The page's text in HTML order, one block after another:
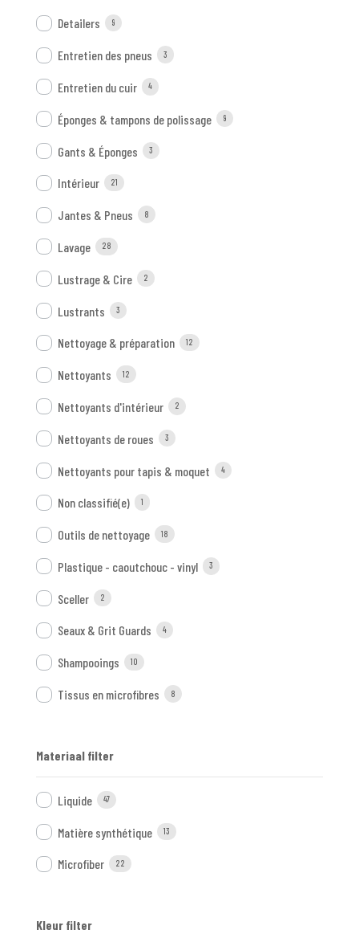
Detailers 9
Entretien des pneus 3
Entretien du cuir 4
Éponges & tampons de polissage 9
Gants & Éponges 3
Intérieur 21
Jantes & Pneus 8
Lavage 28
Lustrage & Cire 2
Lustrants 3
Nettoyage & préparation 12
Nettoyants 12
Nettoyants d'intérieur 2
Nettoyants de roues 3
Nettoyants pour tapis & moquet 4
Non classifié(e) 1
Outils de nettoyage 18
Plastique - caoutchouc - vinyl 3
Sceller 2
Seaux & Grit Guards 4
Shampooings 10
Tissus en microfibres 8
Materiaal filter
Liquide 47
Matière synthétique 13
Microfiber 22
Kleur filter